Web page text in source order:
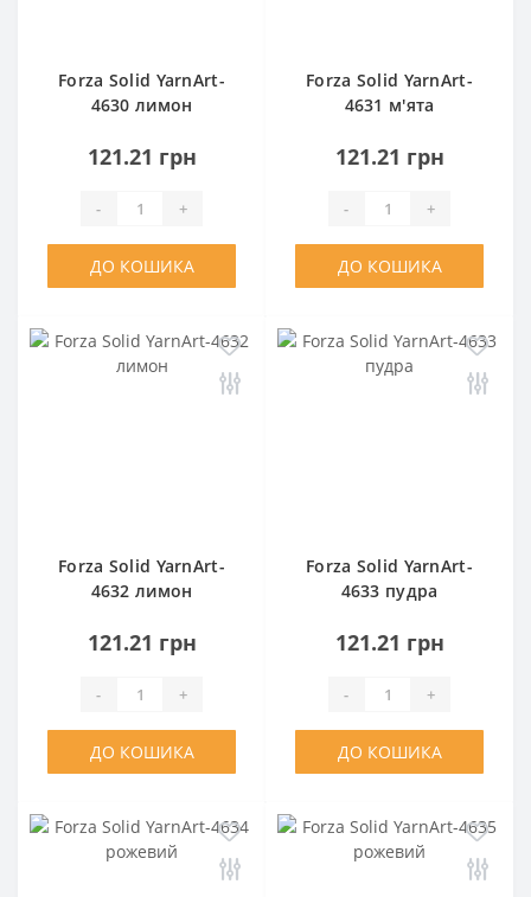
Forza Solid YarnArt-
4630 лимон
121.21 грн
- +
ДО КОШИКА
Forza Solid YarnArt-
4631 м'ята
121.21 грн
- +
ДО КОШИКА
Forza Solid YarnArt-
4632 лимон
121.21 грн
- +
ДО КОШИКА
Forza Solid YarnArt-
4633 пудра
121.21 грн
- +
ДО КОШИКА